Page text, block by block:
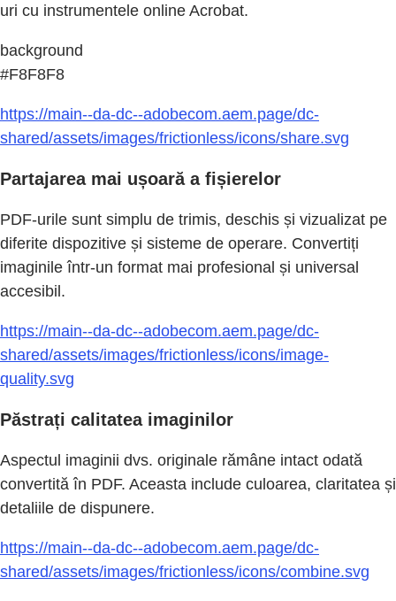
uri cu instrumentele online Acrobat.
background
#F8F8F8
https://main--da-dc--adobecom.aem.page/dc-
shared/assets/images/frictionless/icons/share.svg
Partajarea mai ușoară a fișierelor
PDF-urile sunt simplu de trimis, deschis și vizualizat pe
diferite dispozitive și sisteme de operare. Convertiți
imaginile într-un format mai profesional și universal
accesibil.
https://main--da-dc--adobecom.aem.page/dc-
shared/assets/images/frictionless/icons/image-
quality.svg
Păstrați calitatea imaginilor
Aspectul imaginii dvs. originale rămâne intact odată
convertită în PDF. Aceasta include culoarea, claritatea și
detaliile de dispunere.
https://main--da-dc--adobecom.aem.page/dc-
shared/assets/images/frictionless/icons/combine.svg